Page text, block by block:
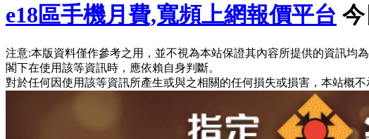
e18區手機月費,寬頻上網報價平台
注意:本版資料僅作參考之用，並不視為本站保證其內容所提供的資訊均為
閣下在使用該等資訊時，應依賴自身判斷。
對於任何因使用該等資訊所產生或與之相關的任何損失或損害，本站概不